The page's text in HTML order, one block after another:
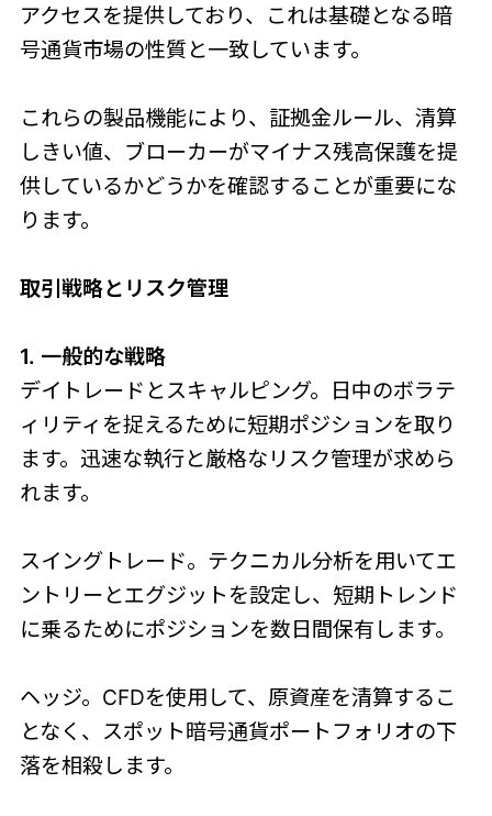
アクセスを提供しており、これは基礎となる暗
号通貨市場の性質と一致しています。
これらの製品機能により、証拠金ルール、清算
しきい値、ブローカーがマイナス残高保護を提
供しているかどうかを確認することが重要にな
ります。
取引戦略とリスク管理
1. 一般的な戦略
デイトレードとスキャルピング。日中のボラテ
ィリティを捉えるために短期ポジションを取り
ます。迅速な執行と厳格なリスク管理が求めら
れます。
スイングトレード。テクニカル分析を用いてエ
ントリーとエグジットを設定し、短期トレンド
に乗るためにポジションを数日間保有します。
ヘッジ。CFDを使用して、原資産を清算するこ
となく、スポット暗号通貨ポートフォリオの下
落を相殺します。